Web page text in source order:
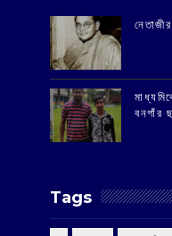
বনগাঁর
Tags